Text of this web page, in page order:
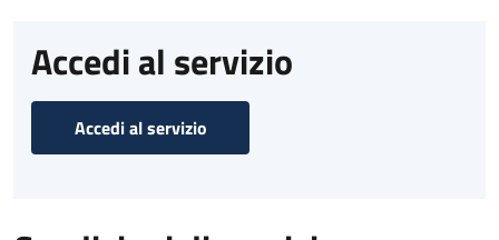
Accedi al servizio
Accedi al servizio